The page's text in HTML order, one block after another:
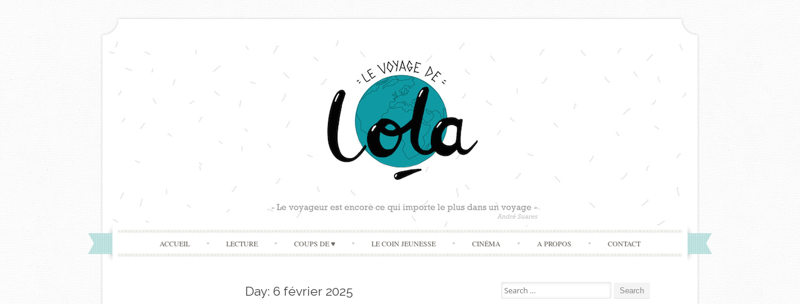
Skip
to
ACCUEIL LECTURE COUPS DE ♥ LE COIN JEUNESSE CINÉMA A PROPOS CONTACT
Day: 6 février 2025
Search
for: